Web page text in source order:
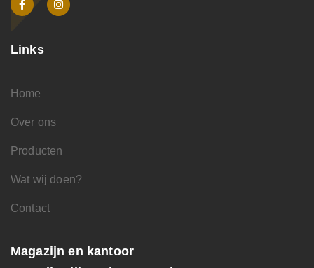
Links
Home
Over ons
Producten
Wat wij doen?
Contact
Magazijn en kantoor